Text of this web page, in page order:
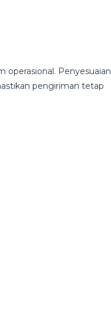
operasional. Penyesuaian
pengiriman tetap